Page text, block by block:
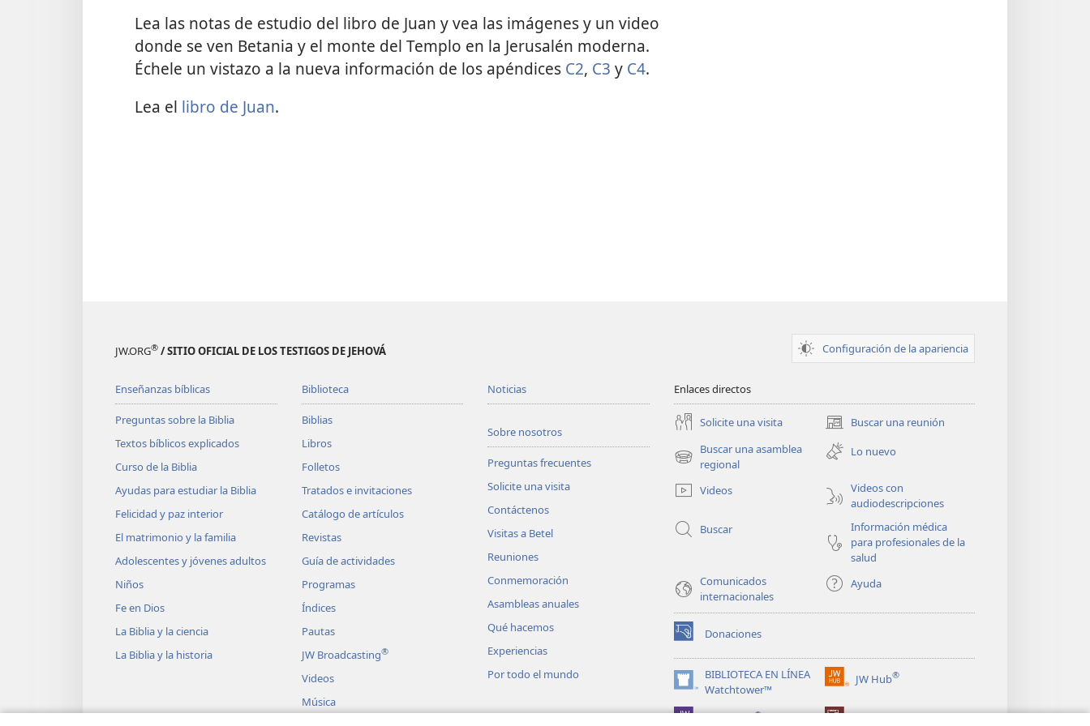
Lea las notas de estudio del libro de Juan y vea las imágenes y un video
donde se ven Betania y el monte del Templo en la Jerusalén moderna.
Échele un vistazo a la nueva información de los apéndices C2, C3 y C4.
Lea el libro de Juan.
JW.ORG® / SITIO OFICIAL DE LOS TESTIGOS DE JEHOVÁ Configuración de la apariencia
Enseñanzas bíblicas
Preguntas sobre la Biblia
Textos bíblicos explicados
Curso de la Biblia
Ayudas para estudiar la Biblia
Felicidad y paz interior
El matrimonio y la familia
Adolescentes y jóvenes adultos
Niños
Fe en Dios
La Biblia y la ciencia
La Biblia y la historia
Biblioteca
Biblias
Libros
Folletos
Tratados e invitaciones
Catálogo de artículos
Revistas
Guía de actividades
Programas
Índices
Pautas
JW Broadcasting®
Videos
Música
Noticias
Sobre nosotros
Preguntas frecuentes
Solicite una visita
Contáctenos
Visitas a Betel
Reuniones
Conmemoración
Asambleas anuales
Qué hacemos
Experiencias
Por todo el mundo
Enlaces directos
Solicite una visita Buscar una reunión
(abre
una
nueva
Buscar una asamblea
regional
(abre
nueva
Lo nuevo
Videos
Videos con
audiodescripciones
Buscar
Información médica
para profesionales de la
salud
Comunicados
internacionales
Ayuda
Donaciones
(abre
una
nueva
ventana)
BIBLIOTECA EN LÍNEA
Watchtower™
(abre
una
JW Hub®
(abre
nueva
®